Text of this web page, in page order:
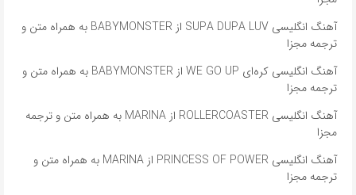
آهنگ انگلیسی SUPA DUPA LUV از BABYMONSTER به همراه متن و
ترجمه مجزا
آهنگ انگلیسی کره‌ای WE GO UP از BABYMONSTER به همراه متن و
ترجمه مجزا
آهنگ انگلیسی ROLLERCOASTER از MARINA به همراه متن و ترجمه
مجزا
آهنگ انگلیسی PRINCESS OF POWER از MARINA به همراه متن و
ترجمه مجزا